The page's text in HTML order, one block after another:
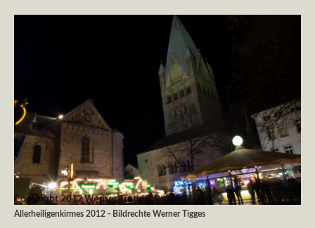
Allerheiligenkirmes 2012 - Bildrechte Werner Tigges